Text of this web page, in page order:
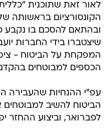
לאור זאת שתוכנית
הקונסורציום בראשותה
שיצטברו בידי החברות
המפקחת על הביטוח -
הכספים למבוטחים
עפ"י ההנחיות שהעבירה
לפברואר, וביצוע